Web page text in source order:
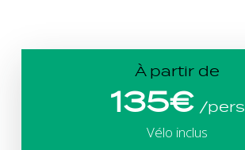
À partir de
135€ /pers
Vélo inclus